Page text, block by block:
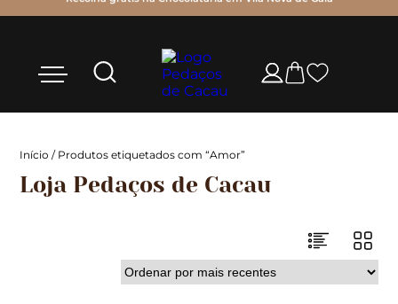
Início / Produtos etiquetados com “Amor”
Loja Pedaços de Cacau